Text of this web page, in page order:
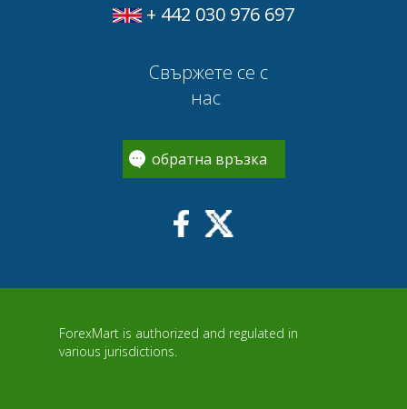
+ 442 030 976 697
Свържете се с
нас
обратна връзка
ForexMart is authorized and regulated in
various jurisdictions.